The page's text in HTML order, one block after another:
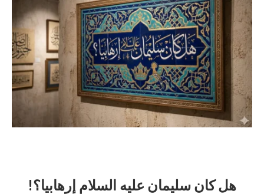
هل كان سليمان عليه السلام إرهابيا؟!